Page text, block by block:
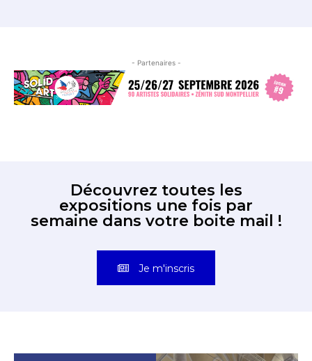
- Partenaires -
Découvrez toutes les
expositions une fois par
semaine dans votre boite mail !
Je m'inscris